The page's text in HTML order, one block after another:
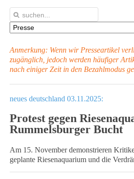
Anmerkung: Wenn wir Presseartikel
zugänglich, jedoch werden häufiger
nach einiger Zeit in den Bezahlmodus
neues deutschland 03.11.2025:
Protest gegen
Rummelsburger Bucht
Am 15. November demonstrieren
geplante Riesenaquarium und die